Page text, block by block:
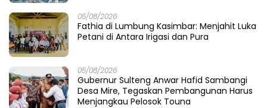
05/08/2026
Fathia di Lumbung Kasimbar: Menjahit Luka
Petani di Antara Irigasi dan Pura
05/08/2026
Gubernur Sulteng Anwar Hafid Sambangi
Desa Mire, Tegaskan Pembangunan Harus
Menjangkau Pelosok Touna